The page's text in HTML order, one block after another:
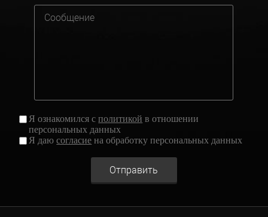
Я ознакомился сполитикой в отношении
персональных данных
Я даюсогласие на обработку персональных данных
Отправить